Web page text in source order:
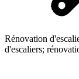
Rénovation
d'escaliers;